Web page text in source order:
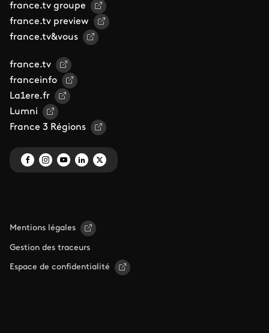
france.tv groupe
france.tv preview
france.tv&vous
france.tv
franceinfo
La1ere.fr
Lumni
France 3 Régions
Mentions légales
Gestion des traceurs
Espace de confidentialité